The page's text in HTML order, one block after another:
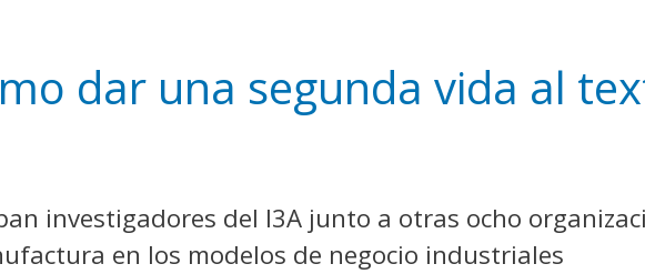
dar una segunda vida al
investigadores del I3A junto a otras ocho
en los modelos de negocio industriales